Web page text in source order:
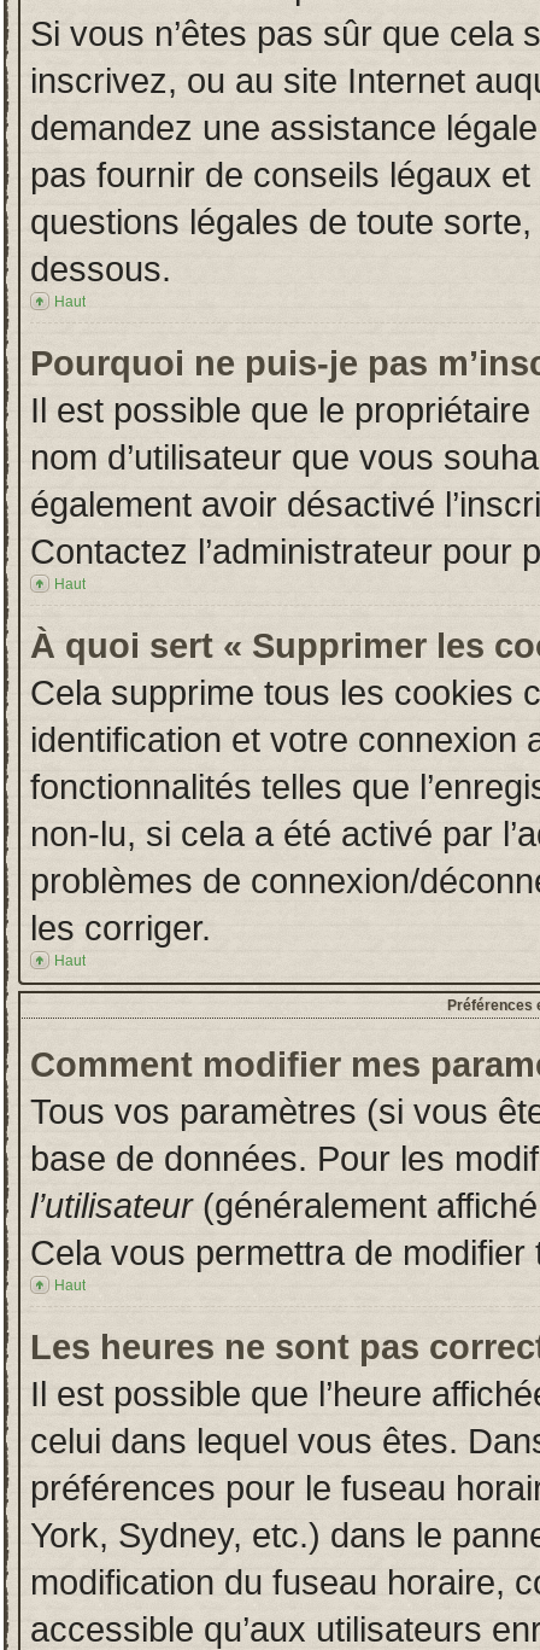
Si vous n’êtes pas sûr que cela
inscrivez, ou au site Internet
demandez une assistance
pas fournir de conseils légaux
questions légales de toute
dessous.
Haut
Pourquoi ne puis-je pas
Il est possible que le
nom d’utilisateur que vous
également avoir désactivé
Contactez l’administrateur pour
Haut
À quoi sert « Supprimer les
Cela supprime tous les cookies
identification et votre connexion
fonctionnalités telles que
non-lu, si cela a été activé par
problèmes de connexion/
les corriger.
Haut
Préférences
Comment modifier mes
Tous vos paramètres (si vous
base de données. Pour les
l’utilisateur(généralement
Cela vous permettra de
Haut
Les heures ne sont pas
Il est possible que l’heure
celui dans lequel vous êtes.
préférences pour le fuseau
York, Sydney, etc.) dans le
modification du fuseau horaire,
accessible qu’aux utilisateurs